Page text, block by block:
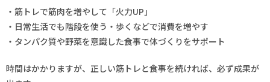
・筋トレで筋肉を増やして「火力UP」
・日常生活でも階段を使う・歩くなどで消費を増やす
・タンパク質や野菜を意識した食事で体づくりをサポート
時間はかかりますが、正しい筋トレと食事を続ければ、必ず成果が